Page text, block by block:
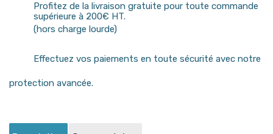
Profitez de la livraison gratuite pour toute commande
supérieure à 200€ HT.
(hors charge lourde)
Effectuez vos paiements en toute sécurité avec notre
protection avancée.